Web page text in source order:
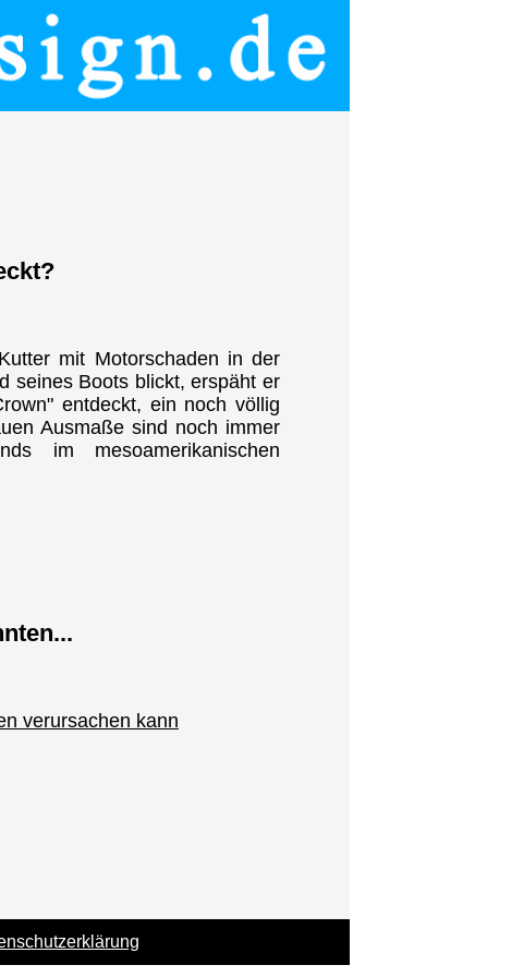
mit Motorschaden in der
seines Boots blickt, erspäht er
entdeckt, ein noch völlig
Ausmaße sind noch immer
im mesoamerikanischen
verursachen kann